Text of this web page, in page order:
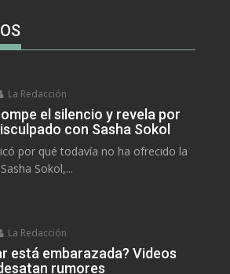
La Redacción
el silencio y revela por
con Sasha Sokol
por qué todavía no ha ofrecido la
Sokol,...
La Redacción
está embarazada? Videos
rumores